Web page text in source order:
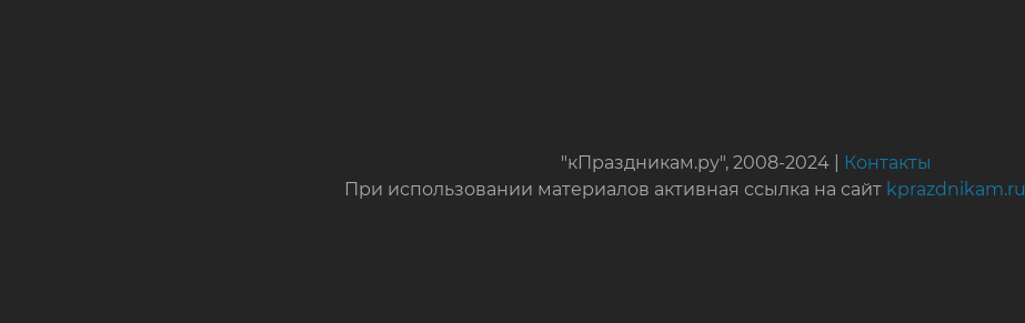
"кПраздникам.ру", 2008-2024 |
Контакты
При использовании материалов активная ссылка на сайт kprazdnikam.ru